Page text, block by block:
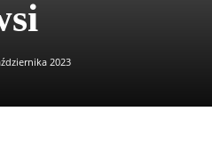
2023